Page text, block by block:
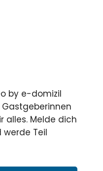
by e-domizil
Gastgeberinnen
alles. Melde dich
Teil